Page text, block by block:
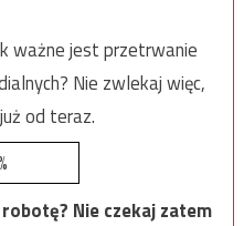
ważne jest przetrwanie
Nie zwlekaj więc,
od teraz.
Nie czekaj zatem